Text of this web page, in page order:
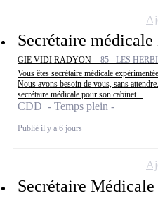
Secrétaire
GIE VIDI RADYON - 85 - LES
Vous êtes secrétaire médicale
Nous avons besoin de vous, sans
secrétaire médicale pour son cabinet...
CDD - Temps plein
Publié il y a 6 jours
Secrétaire